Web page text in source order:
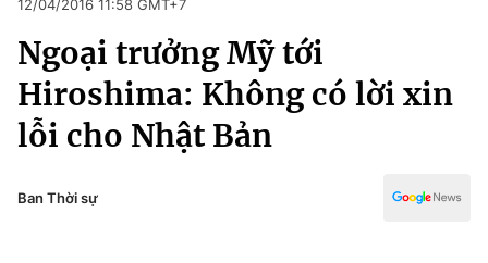
Chuyên mục
Chính trị
Xã hội
Pháp luật
Pháp luật
Kinh tế
Thể thao
Truyền hình
Văn hóa - Giải trí
Công nghệ
12/04/2016 11:58 GMT+7
Ngoại trưởng Mỹ tới
Hiroshima: Không có lời xin
lỗi cho Nhật Bản
Ban Thời sự